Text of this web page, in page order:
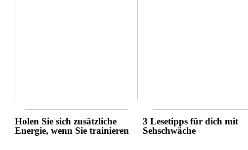
Holen Sie sich zusätzliche
Energie, wenn Sie trainieren
3 Lesetipps für dich mit
Sehschwäche